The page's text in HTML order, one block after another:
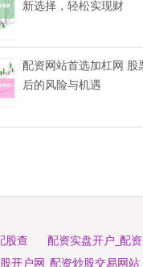
新选择，轻松实现财
配资网站首选加杠网
后的风险与机遇
股查
配资实盘开户_配
开户网_配资炒股交易网站